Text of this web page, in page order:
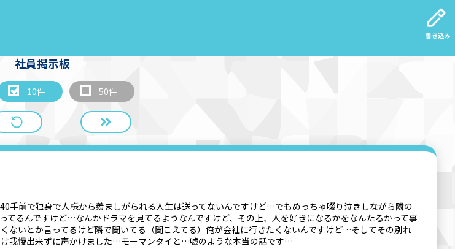
書き込み
社員掲示板
10件 50件
手前で独身で人様から羨ましがられる人生は送ってないんですけど…でもめっちゃ啜り泣きしながら隣の
るんですけど…なんかドラマを見てるようなんですけど、その上、人を好きになるかをなんたるかって事
いとか言ってるけど隣で聞いてる（聞こえてる）俺が会社に行きたくないんですけど…そしてその別れ
我慢出来ずに声かけました…モーマンタイと…嘘のような本当の話です…